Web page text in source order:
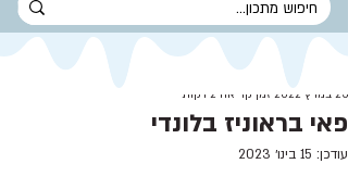
פאי בראוניז בלונדי
23 במרץ 2022
זמן קריאה 2 דקות
עודכן: 15 בינו׳ 2023